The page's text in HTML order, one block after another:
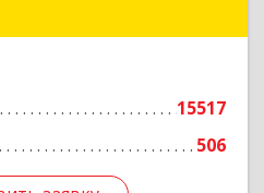
15517
506